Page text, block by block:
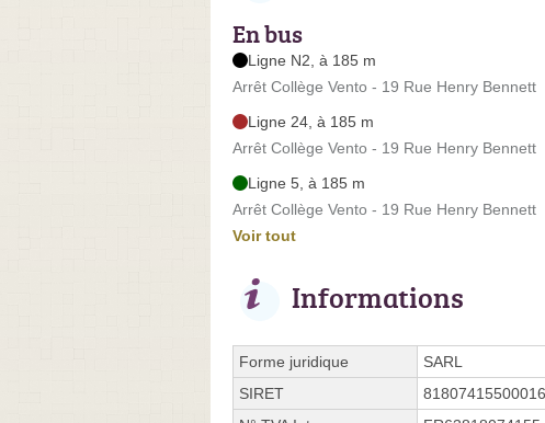
En bus
Ligne N2, à 185 m
Arrêt Collège Vento - 19 Rue Henry Bennett
Ligne 24, à 185 m
Arrêt Collège Vento - 19 Rue Henry Bennett
Ligne 5, à 185 m
Arrêt Collège Vento - 19 Rue Henry Bennett
Voir tout
Informations
Forme juridique
SARL
SIRET
81807415500016